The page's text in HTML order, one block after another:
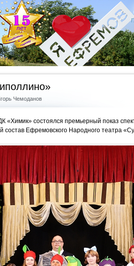
Чемоданов
«Химик» состоялся премьерный показ
состав Ефремовского Народного театра